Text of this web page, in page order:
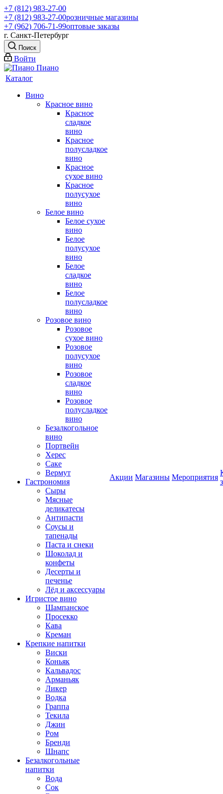
+7 (812) 983-27-00
+7 (812) 983-27-00розничные магазины
+7 (962) 706-71-99оптовые заказы
г. Санкт-Петербург
Поиск
Войти
Каталог
Вино
Красное вино
Красное
сладкое
вино
Красное
полусладкое
вино
Красное
сухое вино
Красное
полусухое
вино
Белое вино
Белое сухое
вино
Белое
полусухое
вино
Белое
сладкое
вино
Белое
полусладкое
вино
Розовое вино
Розовое
сухое вино
Розовое
полусухое
вино
Розовое
сладкое
вино
Розовое
полусладкое
вино
Безалкогольное
вино
Портвейн
Херес
Саке
Вермут
Гастрономия
Сыры
Мясные
деликатесы
Антипасти
Соусы и
тапенады
Паста и снеки
Шоколад и
конфеты
Десерты и
печенье
Лёд и аксессуары
Игристое вино
Шампанское
Просекко
Кава
Креман
Крепкие напитки
Виски
Коньяк
Кальвадос
Арманьяк
Ликер
Водка
Граппа
Текила
Джин
Ром
Бренди
Шнапс
Безалкогольные
напитки
Вода
Сок
Акции Магазины Мероприятия